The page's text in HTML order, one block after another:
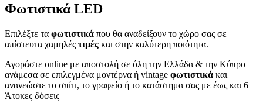
Φωτιστικά LED
Επιλέξτε τα φωτιστικά που θα αναδείξουν το χώρο σας σε
απίστευτα χαμηλές τιμές και στην καλύτερη ποιότητα.
Αγοράστε online με αποστολή σε όλη την Ελλάδα & την Κύπρο
ανάμεσα σε επιλεγμένα μοντέρνα ή vintage φωτιστικά και
ανανεώστε το σπίτι, το γραφείο ή το κατάστημα σας με έως και 6
Άτοκες δόσεις